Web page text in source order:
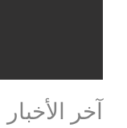
آخر الأخبار